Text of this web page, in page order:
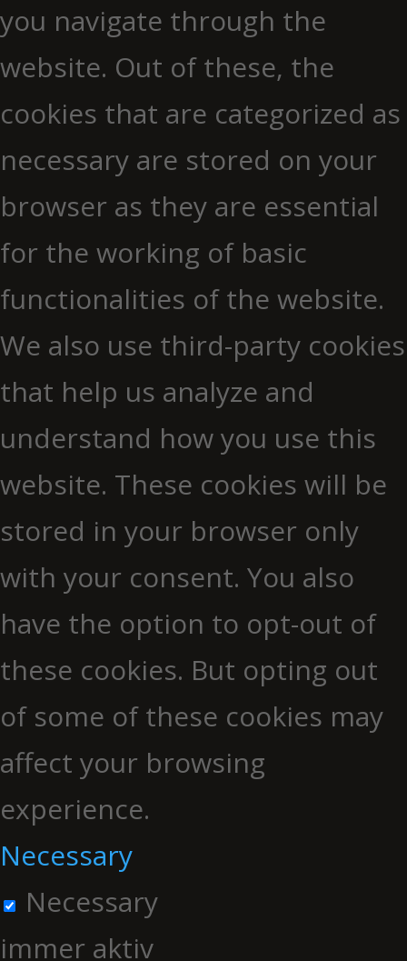
you navigate through the
website. Out of these, the
cookies that are categorized as
necessary are stored on your
browser as they are essential
for the working of basic
functionalities of the website.
We also use third-party cookies
that help us analyze and
understand how you use this
website. These cookies will be
stored in your browser only
with your consent. You also
have the option to opt-out of
these cookies. But opting out
of some of these cookies may
affect your browsing
experience.
Necessary
Necessary
immer aktiv